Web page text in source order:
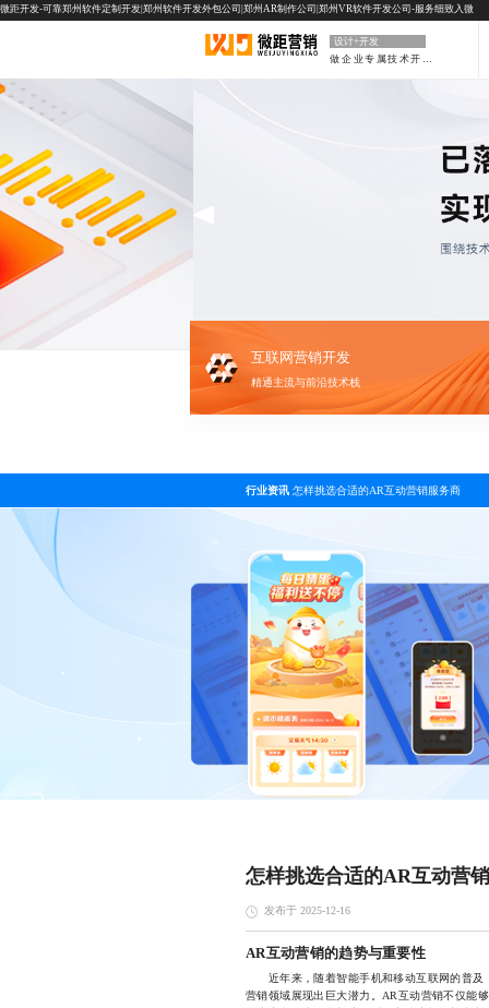
微距开发-可靠郑州软件定制开发|郑州软件开发外包公司|郑州AR制作公司|郑州VR软件开发公司-服务细致入微
设计+开发
互联网营销开发
精通主流与前沿技术栈
行业资讯 怎样挑选合适的AR互动营销服务商
怎样挑选合适的AR互动营
发布于 2025-12-16
AR互动营销的趋势与重要性
近年来，随着智能手机和移动互联网的普及
营销领域展现出巨大潜力。AR互动营销不仅能